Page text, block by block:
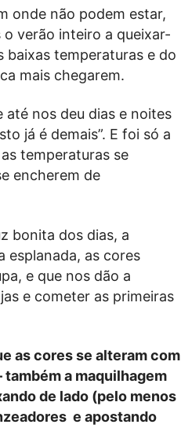
onde não podem estar,
verão inteiro a queixar-
baixas temperaturas e do
mais chegarem.
nos deu dias e noites
já é demais”. E foi só a
temperaturas se
encherem de
bonita dos dias, a
esplanada, as cores
e que nos dão a
e cometer as primeiras
as cores se alteram com
a maquilhagem
de lado (pelo menos
e apostando